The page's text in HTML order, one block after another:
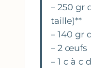
– 250 gr
taille)**
– 140 gr
– 2 œufs
– 1 c à c